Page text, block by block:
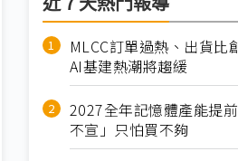
MLCC訂單過熱、出貨
AI基建熱潮將趨緩
2027全年記憶體產能提
不宣」只怕買不夠